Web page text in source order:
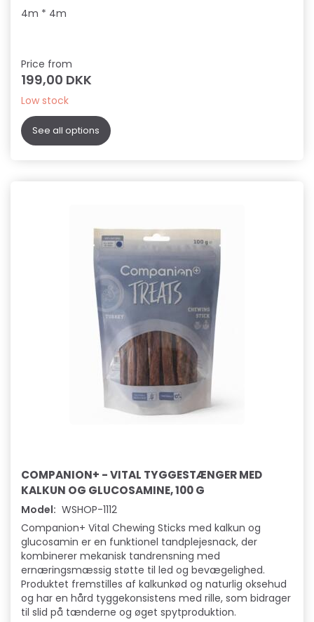
4m * 4m
Price from
199,00 DKK
Low stock
See all options
COMPANION+ - VITAL TYGGESTÆNGER MED
KALKUN OG GLUCOSAMINE, 100 G
Model: WSHOP-1112
Companion+ Vital Chewing Sticks med kalkun og
glucosamin er en funktionel tandplejesnack, der
kombinerer mekanisk tandrensning med
ernæringsmæssig støtte til led og bevægelighed.
Produktet fremstilles af kalkunkød og naturlig oksehud
og har en hård tyggekonsistens med rille, som bidrager
til slid på tænderne og øget spytproduktion.